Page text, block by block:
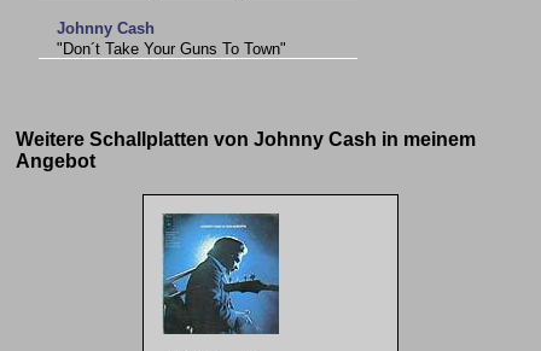
Johnny Cash
"Don´t Take Your Guns To Town"
Weitere Schallplatten von Johnny Cash in meinem
Angebot